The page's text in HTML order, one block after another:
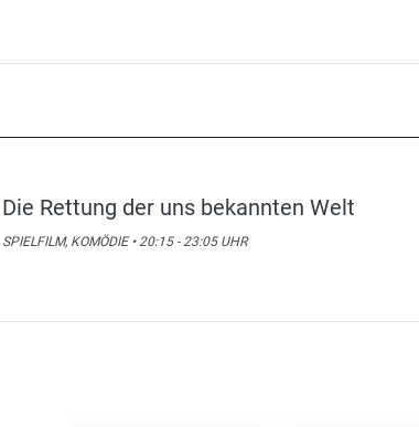
Die Rettung der uns bekannten Welt
SPIELFILM, KOMÖDIE • 20:15 - 23:05 UHR